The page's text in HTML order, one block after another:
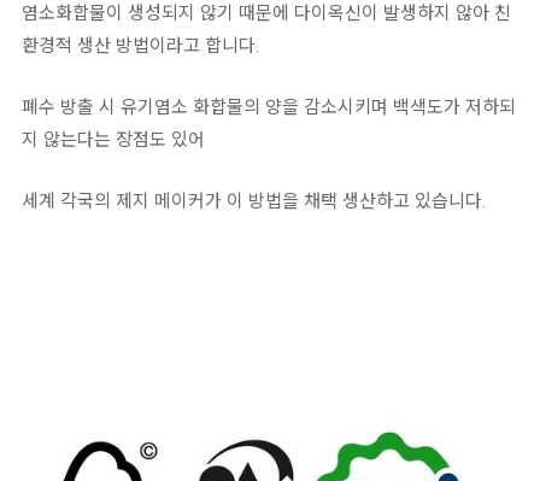
염소화합물이 생성되지 않기 때문에 다이옥신이 발생하지 않아 친
환경적 생산 방법이라고 합니다.
폐수 방출 시 유기염소 화합물의 양을 감소시키며 백색도가 저하되
지 않는다는 장점도 있어
세계 각국의 제지 메이커가 이 방법을 채택 생산하고 있습니다.